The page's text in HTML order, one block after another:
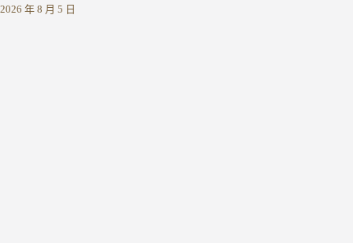
2026 年 8 月 5 日